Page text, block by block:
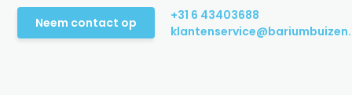
Neem contact op
+31 6 43403688